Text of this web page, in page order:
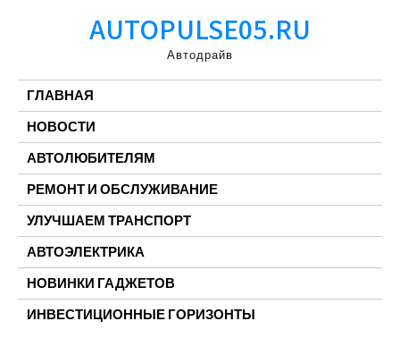
AUTOPULSE05.RU
Автодрайв
ГЛАВНАЯ
НОВОСТИ
АВТОЛЮБИТЕЛЯМ
РЕМОНТ И ОБСЛУЖИВАНИЕ
УЛУЧШАЕМ ТРАНСПОРТ
АВТОЭЛЕКТРИКА
НОВИНКИ ГАДЖЕТОВ
ИНВЕСТИЦИОННЫЕ ГОРИЗОНТЫ